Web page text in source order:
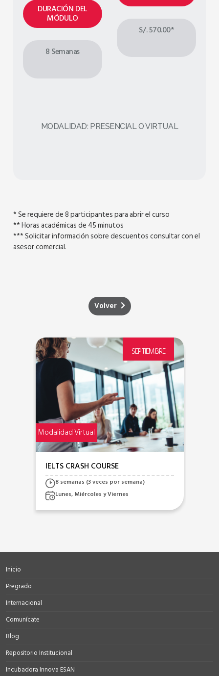
DURACIÓN DEL
MÓDULO
8 Semanas
S/. 570.00*
MODALIDAD: PRESENCIAL O VIRTUAL
* Se requiere de 8 participantes para abrir el curso
** Horas académicas de 45 minutos
*** Solicitar información sobre descuentos consultar con el
asesor comercial.
Volver
SEPTIEMBRE
Modalidad Virtual
IELTS CRASH COURSE
8 semanas (3 veces por semana)
Lunes, Miércoles y Viernes
Inicio
Pregrado
Internacional
Comunícate
Blog
Repositorio Institucional
Incubadora Innova ESAN